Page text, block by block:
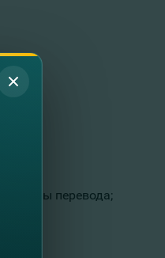
перевода;